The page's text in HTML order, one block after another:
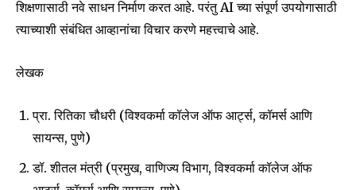
शिक्षणासाठी नवे साधन निर्माण करत आहे. परंतु AI च्या संपूर्ण उपयोगासाठी
त्याच्याशी संबंधित आव्हानांचा विचार करणे महत्त्वाचे आहे.
लेखक
प्रा. रितिका चौधरी (विश्‍वकर्मा कॉलेज ऑफ आर्ट्स, कॉमर्स आणि
सायन्स, पुणे)
डॉ. शीतल मंत्री (प्रमुख, वाणिज्य विभाग, विश्‍वकर्मा कॉलेज ऑफ